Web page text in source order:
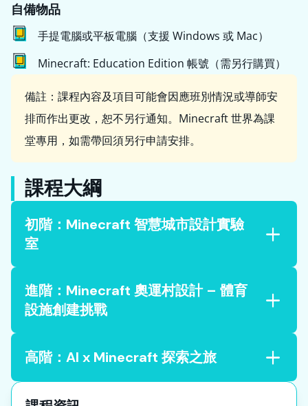
自備物品
手提電腦或平板電腦（支援 Windows 或 Mac）
Minecraft: Education Edition 帳號（需另行購買）
備註：課程內容及項目可能會因應班別情況或導師安
排而作出更改，恕不另行通知。Minecraft 世界為課
堂專用，如需帶回須另行申請安排。
課程大綱
初階： Minecraft 智慧城市設計實驗
室
進階： Minecraft 奧運村設計 – 體育
設施創建挑戰
高階： AI x Minecraft 探索之旅